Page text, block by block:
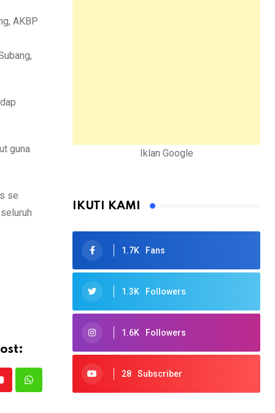
AKBP
guna
se
Whatsapp
Iklan Google
IKUTI KAMI
1.7K Fans
1.3K Followers
1.6K Followers
28 Subscriber